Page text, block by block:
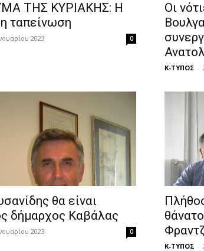
ΤΗΣ ΚΥΡΙΑΚΗΣ: Η
ταπείνωση
2023 0
Οι
Κ-ΤΥΠΟΣ -
θα είναι
δήμαρχος Καβάλας
2023 0
Κ-ΤΥΠΟΣ -